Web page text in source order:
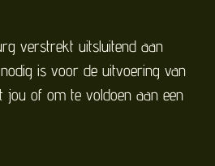
verstrekt uitsluitend aan
is voor de uitvoering van
jou of om te voldoen aan een